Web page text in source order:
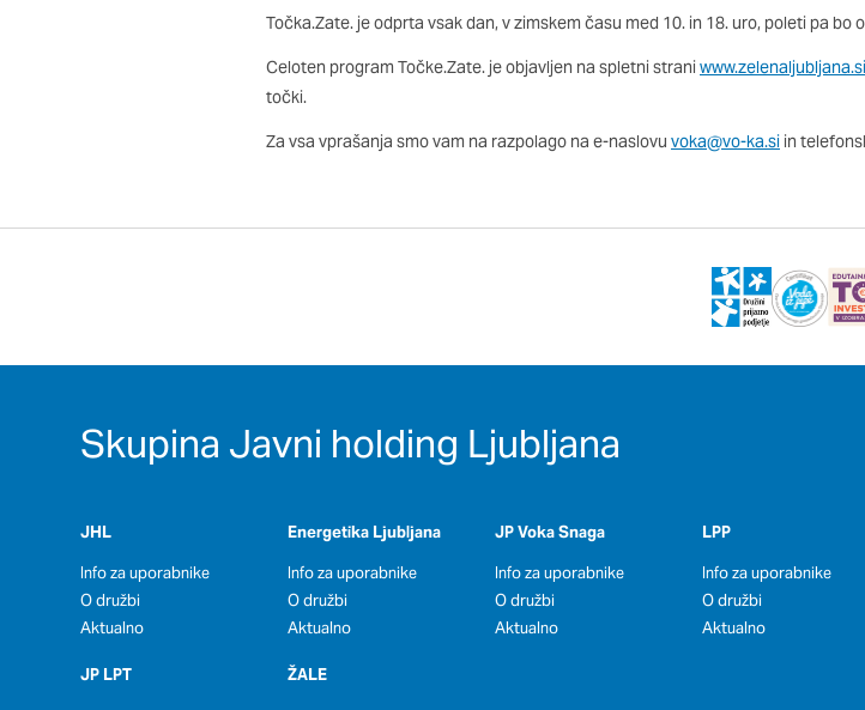
Točka.Zate. je odprta vsak dan, v zimskem času med 10. in 18. uro, poleti pa bo
Celoten program Točke.Zate. je objavljen na spletni straniwww.zelenaljubljana.si
točki.
Za vsa vprašanja smo vam na razpolago na e-naslovu voka@vo-ka.si in
Skupina Javni holding Ljubljana
JHL
Info za uporabnike
O družbi
Aktualno
Energetika Ljubljana
Info za uporabnike
O družbi
Aktualno
JP LPT ŽALE
JP Voka Snaga
Info za uporabnike
O družbi
Aktualno
LPP
Info za uporabnike
O družbi
Aktualno